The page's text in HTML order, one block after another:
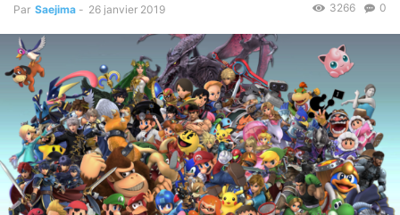
Par Saejima - 26 janvier 2019 0
3266